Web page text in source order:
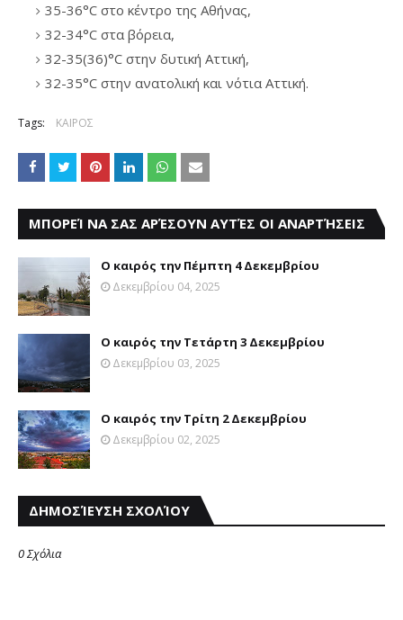
35-36°C στο κέντρο της Αθήνας,
32-34°C στα βόρεια,
32-35(36)°C στην δυτική Αττική,
32-35°C στην ανατολική και νότια Αττική.
Tags: ΚΑΙΡΟΣ
ΜΠΟΡΕΊ ΝΑ ΣΑΣ ΑΡΈΣΟΥΝ ΑΥΤΈΣ ΟΙ ΑΝΑΡΤΉΣΕΙΣ
Ο καιρός την Πέμπτη 4 Δεκεμβρίου
Δεκεμβρίου 04, 2025
Ο καιρός την Τετάρτη 3 Δεκεμβρίου
Δεκεμβρίου 03, 2025
Ο καιρός την Τρίτη 2 Δεκεμβρίου
Δεκεμβρίου 02, 2025
ΔΗΜΟΣΊΕΥΣΗ ΣΧΟΛΊΟΥ
0 Σχόλια